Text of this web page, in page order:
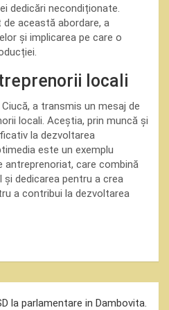
dedicări necondiționate.
această abordare, a
și implicarea pe care o
locali
a transmis un mesaj de
locali. Aceștia, prin muncă și
la dezvoltarea
este un exemplu
care combină
dedicarea pentru a crea
a contribui la dezvoltarea
la parlamentare in Dambovita.